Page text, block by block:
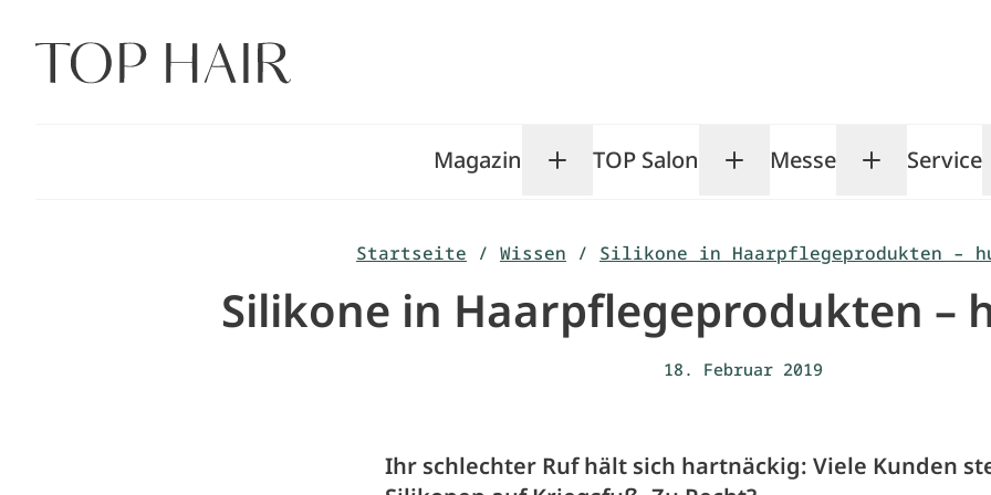
Inhalt
springen
Magazin Toggle Magazin submenu
TOP Salon Toggle TOP Salon
Messe ToggleService
Startseite / Wissen / Silikone in Haarpflegeprodukten –
Silikone in Haarpflegeprodukten –
18. Februar 2019
Ihr schlechter Ruf hält sich hartnäckig: Viele Kunden